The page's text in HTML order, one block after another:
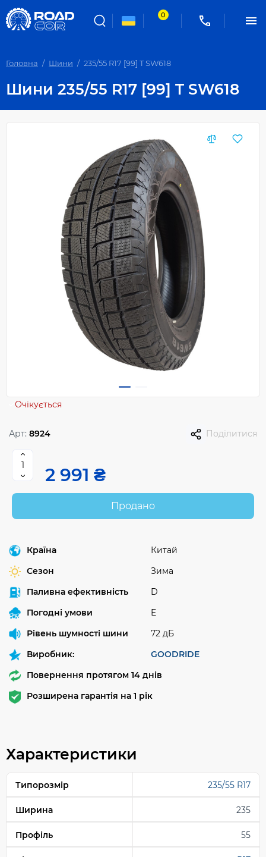
0
Головна Шини 235/55 R17 [99] T SW618
Шини 235/55 R17 [99] T SW618
Очікується
Арт: 8924 Поділитися
2 991 ₴
Продано
Країна
Китай
Сезон
Зима
Паливна ефективність
D
Погодні умови
E
Рівень шумності шини
72 дБ
Виробник:
GOODRIDE
Повернення протягом 14 днів
Розширена гарантія на 1 рік
Характеристики
Типорозмір 235/55 R17
Ширина 235
Профіль 55